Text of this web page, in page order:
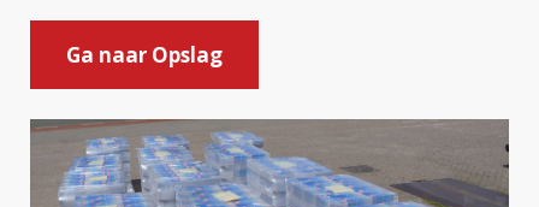
Ga naar Opslag